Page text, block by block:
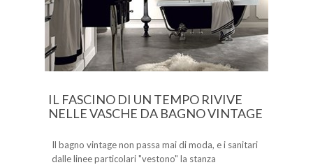
IL FASCINO DI UN TEMPO RIVIVE
NELLE VASCHE DA BAGNO VINTAGE
Il bagno vintage non passa mai di moda, e i sanitari
dalle linee particolari "vestono" la stanza